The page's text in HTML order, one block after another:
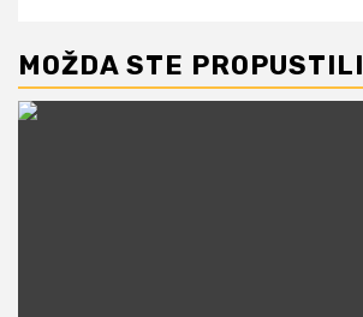
MOŽDA STE PROPUSTILI